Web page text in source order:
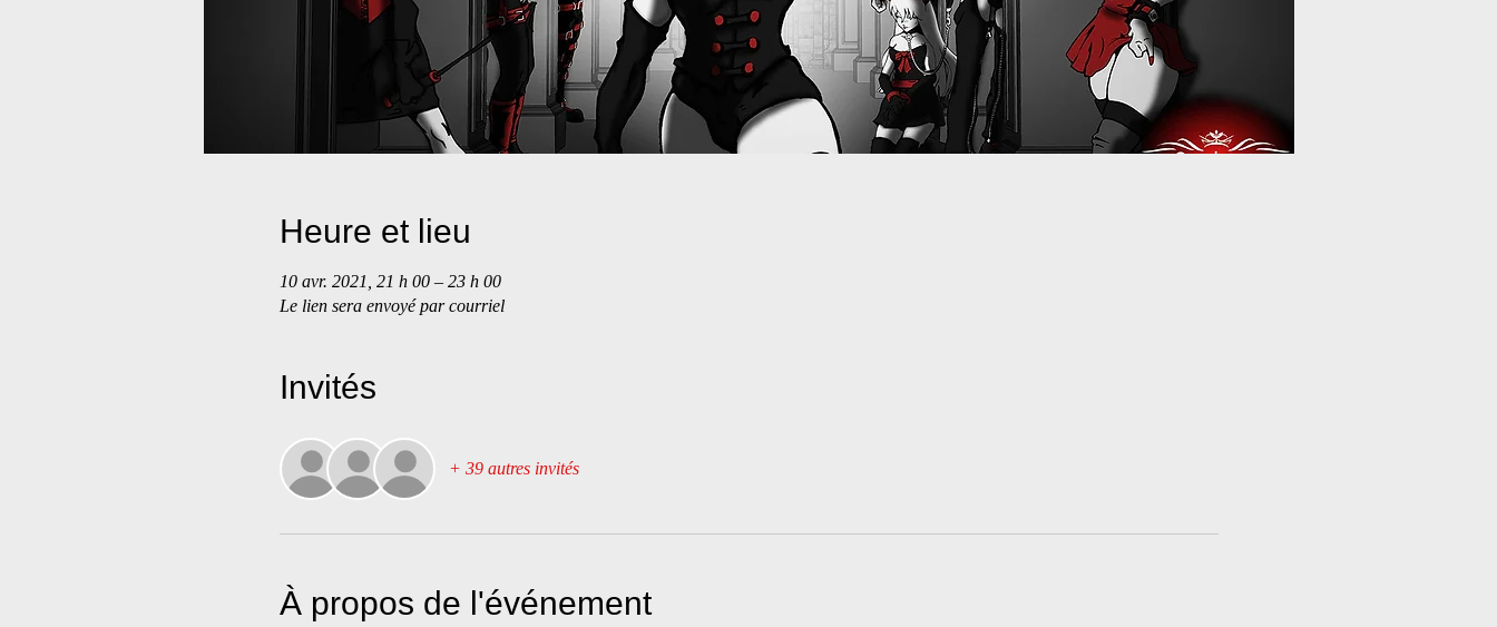
Heure et lieu
10 avr. 2021, 21 h 00 – 23 h 00
Le lien sera envoyé par courriel
Invités
+ 39 autres invités
À propos de l'événement